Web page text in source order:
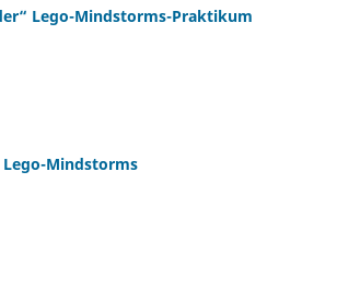
Lego-Mindstorms-Praktikum
Mindstorms